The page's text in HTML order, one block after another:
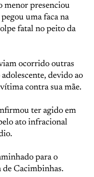
menor presenciou
uma faca na
fatal no peito da
ocorrido outras
devido ao
contra sua mãe.
ter agido em
ato infracional
para o
Cacimbinhas.